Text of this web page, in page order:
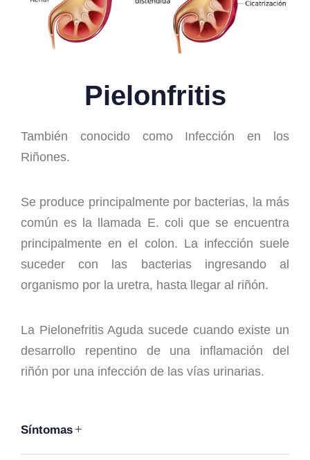
Pielonfritis
También conocido como Infección en los
Riñones.
Se produce principalmente por bacterias, la más
común es la llamada E. coli que se encuentra
principalmente en el colon. La infección suele
suceder con las bacterias ingresando al
organismo por la uretra, hasta llegar al riñón.
La Pielonefritis Aguda sucede cuando existe un
desarrollo repentino de una inflamación del
riñón por una infección de las vías urinarias.
Síntomas